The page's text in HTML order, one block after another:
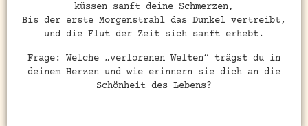
küssen sanft deine Schmerzen,
Bis der erste Morgenstrahl das Dunkel vertreibt,
und die Flut der Zeit sich sanft erhebt.
Frage: Welche „verlorenen Welten“ trägst du in
deinem Herzen und wie erinnern sie dich an die
Schönheit des Lebens?